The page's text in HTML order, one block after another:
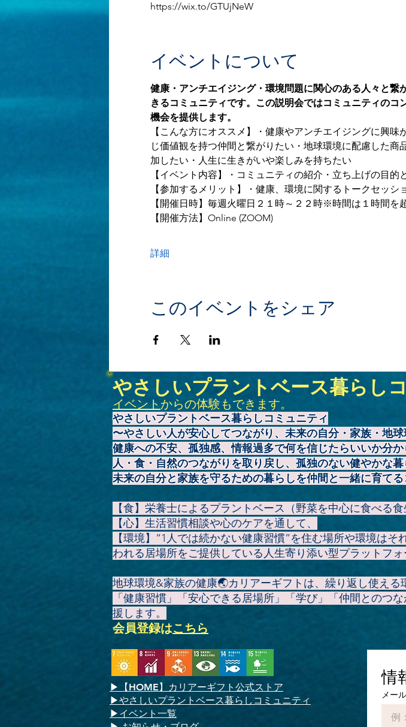
https://wix.to/GTUjNeW
イベントについて
健康・アンチエイジング・環境問題に関心のある人々と
きるコミュニティです。この説明会ではコミュニティの
機会を提供します。
【こんな方にオススメ】・健康やアンチエイジングに興
じ価値観を持つ仲間と繋がりたい・地球環境に配慮した
加したい・人生に生きがいや楽しみを持ちたい
【イベント内容】・コミュニティの紹介・立ち上げの目的
【参加するメリット】・健康、環境に関するトークセッ
【開催日時】毎週火曜日２１時～２２時※時間は１時間を
【開催方法】Online (ZOOM)
詳細
このイベントをシェア
やさしいプラントベース暮らし
イベント からの体験もできます。
やさしいプラントベース暮らしコミュニティ
〜やさしい人が安心してつながり、未来の自分・家族・地
健康への不安、孤独感、情報過多で何を信じたらいいか分か
人・食・自然のつながりを取り戻し、孤独のない健やかな暮
未来の自分と家族を守るための暮らしを仲間と一緒に育てる
【食】栄養士によるプラントベース（野菜を中心に食べる
【心】生活習慣相談や心のケアを通して、
【環境】“1人では続かない健康習慣”を住む場所や環境は
われる居場所をご提供している人生寄り添い型プラットフォ
地球環境&家族の健康🌏️カリアーギフトは、繰り返し使える
「健康習慣」「安心できる居場所」「学び」「仲間とのつ
援します。
会員登録はこちら
▶ 【HOME】
カリアーギフト公式ストア
▶やさしいプラントベース暮らしコミュニティ
▶イベント一覧
情
メー